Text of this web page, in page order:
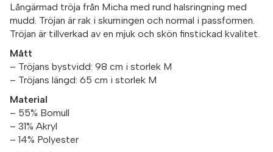
Långärmad tröja från Micha med rund halsringning med
mudd. Tröjan är rak i skurningen och normal i passformen.
Tröjan är tillverkad av en mjuk och skön finstickad kvalitet.
Mått
– Tröjans bystvidd: 98 cm i storlek M
– Tröjans längd: 65 cm i storlek M
Material
– 55% Bomull
– 31% Akryl
– 14% Polyester